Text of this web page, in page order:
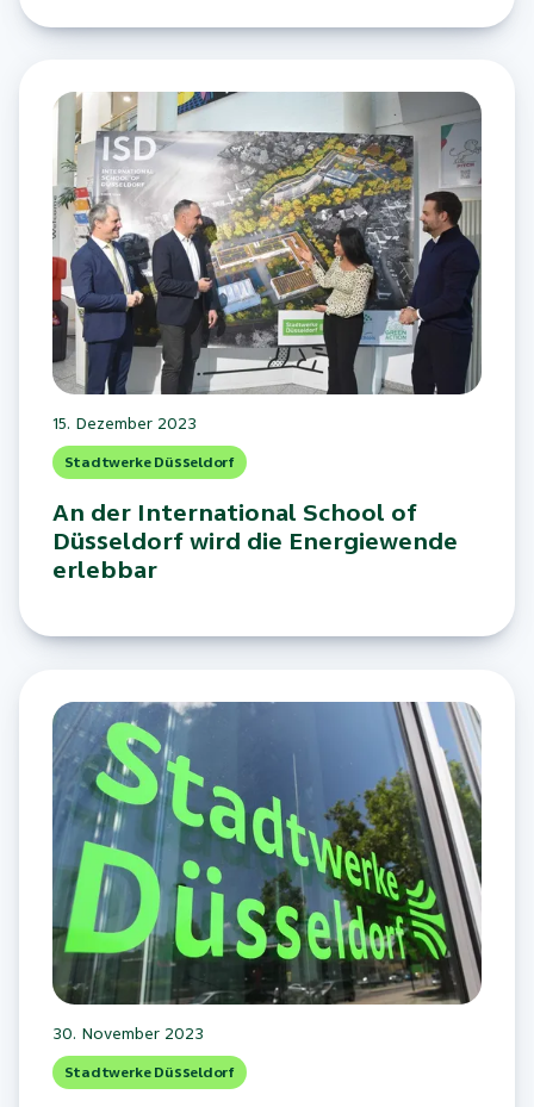
15. Dezember 2023
Stadtwerke Düsseldorf
An der International School of
Düsseldorf wird die Energiewende
erlebbar
30. November 2023
Stadtwerke Düsseldorf